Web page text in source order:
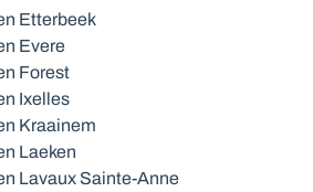
Etterbeek
Evere
Forest
Ixelles
Kraainem
Laeken
Lavaux Sainte-Anne